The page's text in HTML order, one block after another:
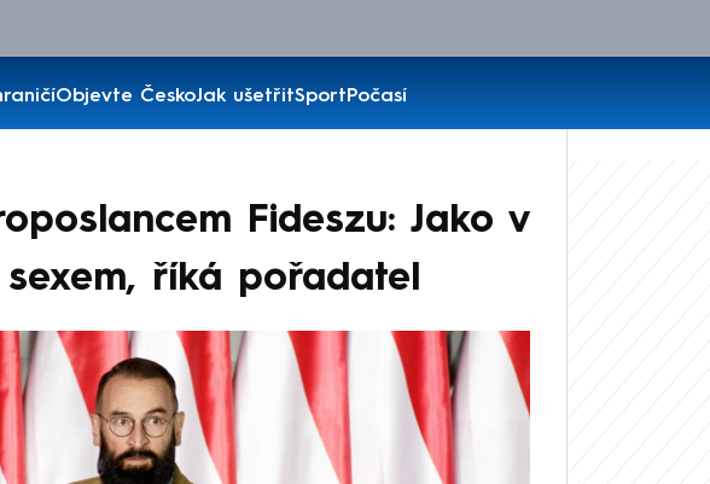
Objevte ČeskoJak ušetřitSportPočasí
Fideszu: Jako v
říká pořadatel